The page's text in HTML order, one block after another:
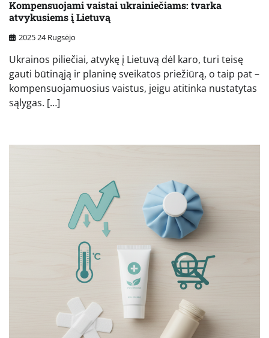
Kompensuojami vaistai ukrainiečiams: tvarka
atvykusiems į Lietuvą
2025 24 Rugsėjo
Ukrainos piliečiai, atvykę į Lietuvą dėl karo, turi teisę
gauti būtinąją ir planinę sveikatos priežiūrą, o taip pat –
kompensuojamuosius vaistus, jeigu atitinka nustatytas
sąlygas. […]